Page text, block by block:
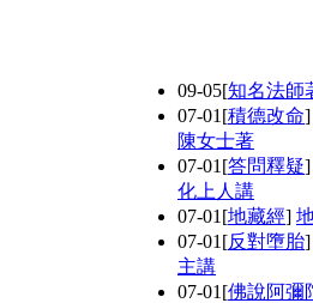
09-05[知名法師
07-01 [積德改命
陳女士著
07-01 [答問釋疑
化上人講
07-01 [地藏經]
07-01 [反對墮胎
主講
07-01 [佛說阿彌